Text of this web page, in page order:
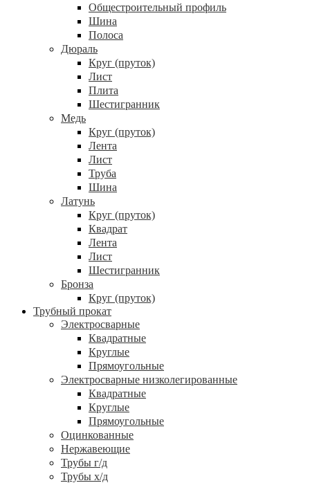
Общестроительный профиль
Шина
Полоса
Дюраль
Круг (пруток)
Лист
Плита
Шестигранник
Медь
Круг (пруток)
Лента
Лист
Труба
Шина
Латунь
Круг (пруток)
Квадрат
Лента
Лист
Шестигранник
Бронза
Круг (пруток)
Трубный прокат
Электросварные
Квадратные
Круглые
Прямоугольные
Электросварные низколегированные
Квадратные
Круглые
Прямоугольные
Оцинкованные
Нержавеющие
Трубы г/д
Трубы х/д